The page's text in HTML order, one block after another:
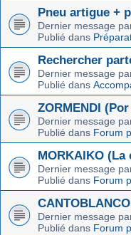
Pneu artigue +
Dernier message
Publié dans
Rechercher
Dernier message
Publié dans
ZORMENDI
Dernier message
Publié dans Forum
MORKAIKO
Dernier message
Publié dans Forum
Dernier message
Publié dans Forum